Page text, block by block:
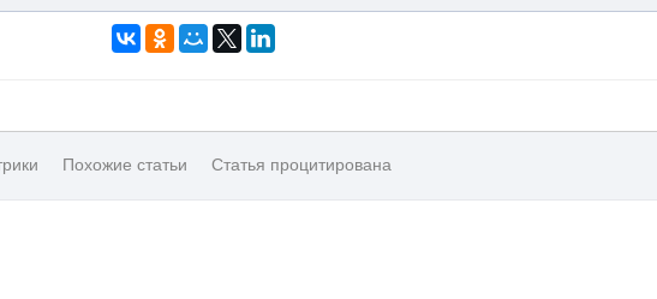
Похожие статьи Статья процитирована